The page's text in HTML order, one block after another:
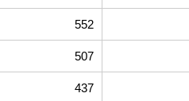
552
507
437